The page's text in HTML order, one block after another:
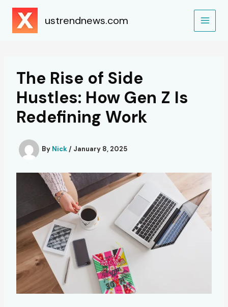
content
ustrendnews.com
The Rise of Side
Hustles: How Gen Z Is
Redefining Work
By Nick / January 8, 2025